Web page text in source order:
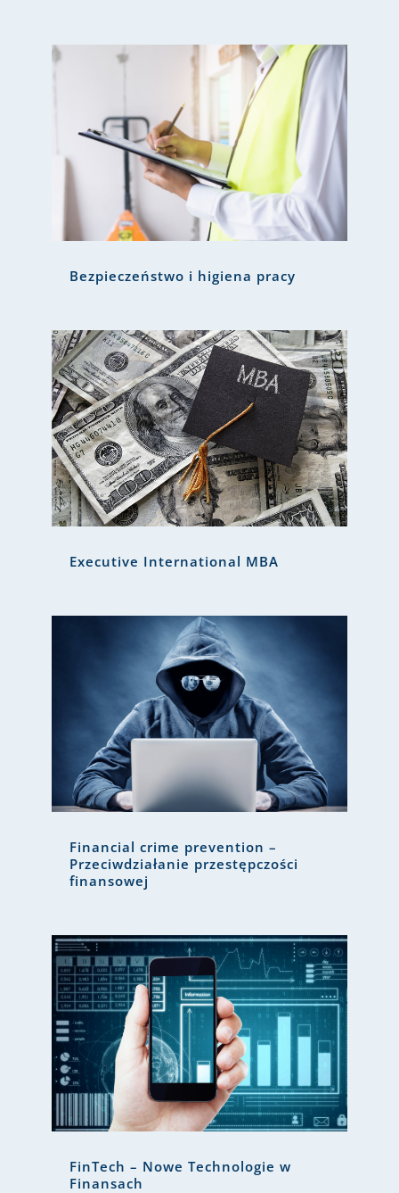
Bezpieczeństwo i higiena pracy
Executive International MBA
Financial crime prevention –
Przeciwdziałanie przestępczości
finansowej
FinTech – Nowe Technologie w
Finansach